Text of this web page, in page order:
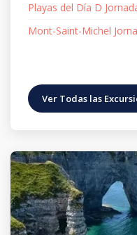
Playas del Día D
Mont-Saint-Michel
Ver Todas las